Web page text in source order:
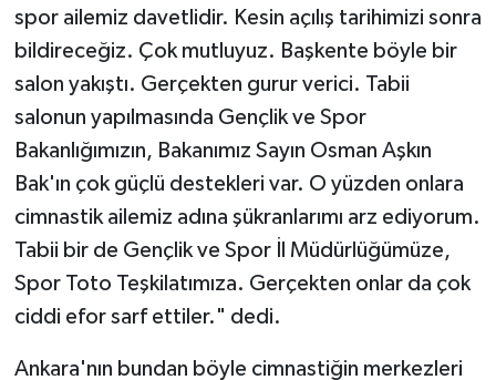
spor ailemiz davetlidir. Kesin açılış tarihimizi sonra
bildireceğiz. Çok mutluyuz. Başkente böyle bir
salon yakıştı. Gerçekten gurur verici. Tabii
salonun yapılmasında Gençlik ve Spor
Bakanlığımızın, Bakanımız Sayın Osman Aşkın
Bak'ın çok güçlü destekleri var. O yüzden onlara
cimnastik ailemiz adına şükranlarımı arz ediyorum.
Tabii bir de Gençlik ve Spor İl Müdürlüğümüze,
Spor Toto Teşkilatımıza. Gerçekten onlar da çok
ciddi efor sarf ettiler." dedi.
Ankara'nın bundan böyle cimnastiğin merkezleri